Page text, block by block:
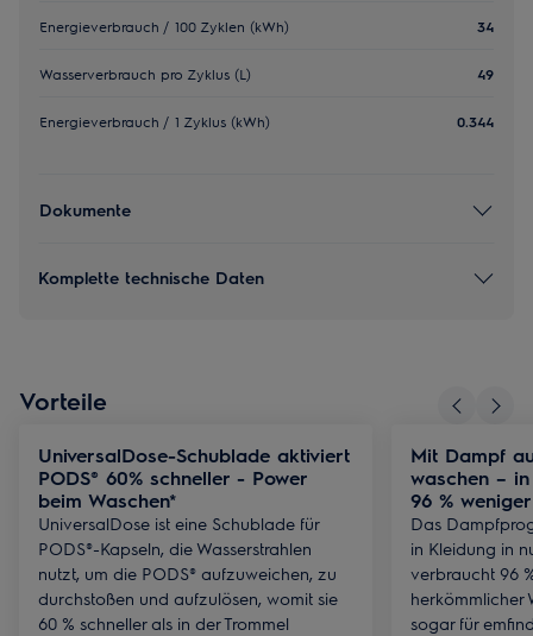
Energieverbrauch / 100 Zyklen (kWh) 34
Wasserverbrauch pro Zyklus (L) 49
Energieverbrauch / 1 Zyklus (kWh) 0.344
Dokumente
Komplette technische Daten
Vorteile
UniversalDose-Schublade aktiviert
PODS® 60% schneller - Power
beim Waschen*
UniversalDose ist eine Schublade für
PODS®-Kapseln, die Wasserstrahlen
nutzt, um die PODS® aufzuweichen, zu
durchstoßen und aufzulösen, womit sie
60 % schneller als in der Trommel
Mit Dampf
waschen –
96 %
Das
in Kleidung in
verbraucht 96
herkömmlicher
sogar für